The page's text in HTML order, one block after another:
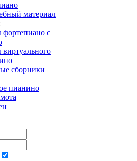
материал
с
сборники
пианино